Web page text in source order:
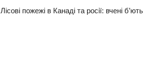
Лісові пожежі в Канаді та росії: вчені б’ють